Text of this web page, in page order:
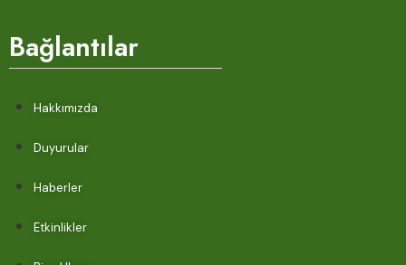
Bağlantılar
Hakkımızda
Duyurular
Haberler
Etkinlikler